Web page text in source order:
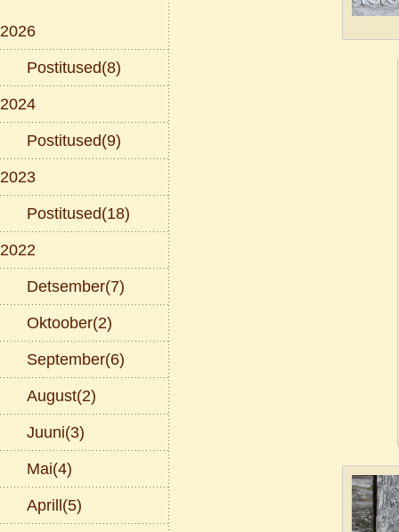
2026
Postitused(8)
2024
Postitused(9)
2023
Postitused(18)
2022
Detsember(7)
Oktoober(2)
September(6)
August(2)
Juuni(3)
Mai(4)
Aprill(5)